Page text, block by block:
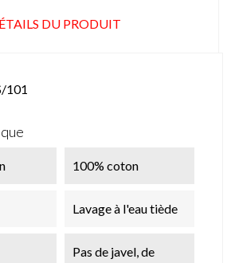
DU PRODUIT
101
100% coton
Lavage à l'eau tiède
Pas de javel, de